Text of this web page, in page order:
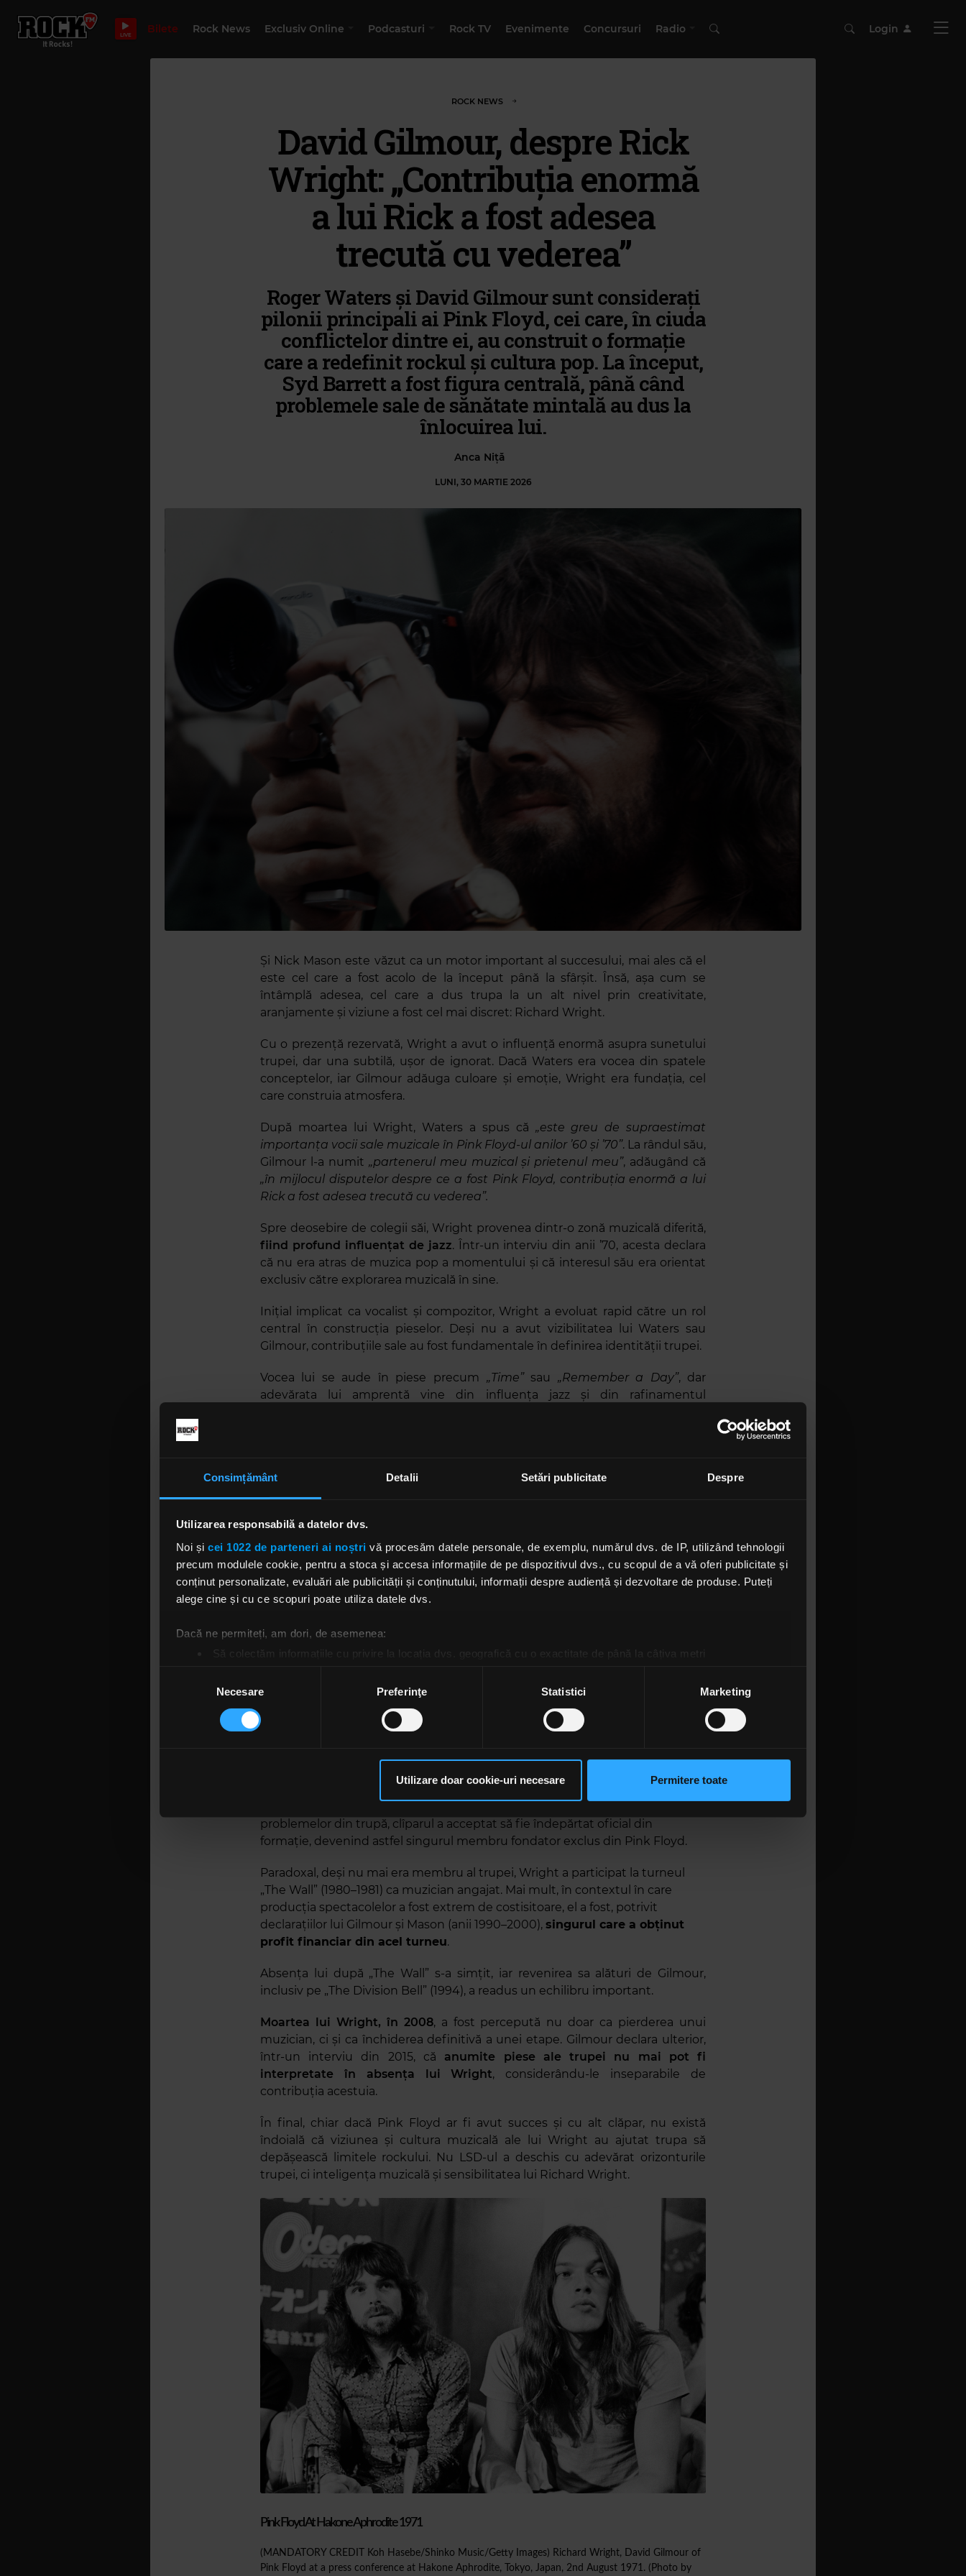
Consimțământ Detalii Setări publicitate Despre
Utilizarea responsabilă a datelor dvs.
Noi și cei 1022 de parteneri ai noștri vă procesăm datele personale, de exemplu, numărul dvs. de IP, utilizând tehnologii
precum modulele cookie, pentru a stoca și accesa informațiile de pe dispozitivul dvs., cu scopul de a vă oferi publicitate și
conținut personalizate, evaluări ale publicității și conținutului, informații despre audiență și dezvoltare de produse. Puteți
alege cine și cu ce scopuri poate utiliza datele dvs.
Dacă ne permiteți, am dori, de asemenea:
Să colectăm informațiile cu privire la locația dvs. geografică cu o exactitate de până la câțiva metri
Găsiți mai multe informații despre procesarea datelor dvs. personale și configurați-vă preferințele la
secțiunea cu detalii
Vă puteți modifica sau retrage oricând acordul din Declarația despre modulele cookie.
traficul. De asemenea, le oferim partenerilor de rețele sociale, de publicitate și de analize informații cu privire la modul în
care folosiți site-ul nostru. Aceștia le pot combina cu alte informații oferite de dvs. sau culese în urma folosirii serviciilor
consimțământului
Necesare Preferinţe Statistici Marketing
Utilizare doar cookie-uri necesare Permitere toate
LIVE Bilete Rock News Exclusiv Online Podcasturi Rock TV Evenimente Concursuri Radio Login
ROCK NEWS
David Gilmour, despre Rick
Wright: „Contribuția enormă
a lui Rick a fost adesea
trecută cu vederea”
Roger Waters și David Gilmour sunt considerați
pilonii principali ai Pink Floyd, cei care, în ciuda
conflictelor dintre ei, au construit o formație
care a redefinit rockul și cultura pop. La început,
Syd Barrett a fost figura centrală, până când
problemele sale de sănătate mintală au dus la
înlocuirea lui.
Anca Niță
LUNI, 30 MARTIE 2026
Și Nick Mason este văzut ca un motor important al succesului, mai ales că el
este cel care a fost acolo de la început până la sfârșit. Însă, așa cum se
întâmplă adesea, cel care a dus trupa la un alt nivel prin creativitate,
aranjamente și viziune a fost cel mai discret: Richard Wright.
Cu o prezență rezervată, Wright a avut o influență enormă asupra sunetului
trupei, dar una subtilă, ușor de ignorat. Dacă Waters era vocea din spatele
conceptelor, iar Gilmour adăuga culoare și emoție, Wright era fundația, cel
care construia atmosfera.
După moartea lui Wright, Waters a spus că „este greu de supraestimat
importanța vocii sale muzicale în Pink Floyd-ul anilor ’60 și ’70”. La rândul său,
Gilmour l-a numit „partenerul meu muzical și prietenul meu”, adăugând că
„în mijlocul disputelor despre ce a fost Pink Floyd, contribuția enormă a lui
Rick a fost adesea trecută cu vederea”.
Spre deosebire de colegii săi, Wright provenea dintr-o zonă muzicală diferită,
fiind profund influențat de jazz. Într-un interviu din anii ’70, acesta declara
că nu era atras de muzica pop a momentului și că interesul său era orientat
exclusiv către explorarea muzicală în sine.
Inițial implicat ca vocalist și compozitor, Wright a evoluat rapid către un rol
central în construcția pieselor. Deși nu a avut vizibilitatea lui Waters sau
Gilmour, contribuțiile sale au fost fundamentale în definirea identității trupei.
Vocea lui se aude în piese precum „Time”sau „Remember a Day”, dar
adevărata lui amprentă vine din influența jazz și din rafinamentul
Influența lui Wright se regăsește pe toate albumele trupei. Capacitatea lui de
a explora direcții muzicale noi și de a le transforma în realitate a fost crucială
Richard Wright a contribuit la majoritatea albumelor Pink Floyd, însă lipsește
un episod tensionat din istoria Floyd.
Waters, care preluase controlul creativ
aproape complet, a fost nemulțumit de implicarea lui Wright în procesul de
lucru. Potrivit mai multor relatări, inclusiv interviuri ulterioare ale lui
David
redus contribuția în studio.
problemelor din trupă, clîparul a acceptat să fie îndepărtat oficial din
formație, devenind astfel singurul membru fondator exclus din Pink Floyd.
Paradoxal, deși nu mai era membru al trupei, Wright a participat la turneul
„The Wall” (1980–1981) ca muzician angajat. Mai mult, în contextul în care
producția spectacolelor a fost extrem de costisitoare, el a fost, potrivit
declarațiilor lui Gilmour și Mason (anii 1990–2000), singurul care a obținut
profit financiar din acel turneu.
Absența lui după „The Wall” s-a simțit, iar revenirea sa alături de Gilmour,
inclusiv pe „The Division Bell” (1994), a readus un echilibru important.
Moartea lui Wright, în 2008, a fost percepută nu doar ca pierderea unui
muzician, ci și ca închiderea definitivă a unei etape. Gilmour declara ulterior,
într-un interviu din 2015, că anumite piese ale trupei nu mai pot fi
interpretate în absența lui Wright, considerându-le inseparabile de
contribuția acestuia.
În final, chiar dacă Pink Floyd ar fi avut succes și cu alt clăpar, nu există
îndoială că viziunea și cultura muzicală ale lui Wright au ajutat trupa să
depășească limitele rockului. Nu LSD-ul a deschis cu adevărat orizonturile
trupei, ci inteligența muzicală și sensibilitatea lui Richard Wright.
Pink Floyd At Hakone Aphrodite 1971
(MANDATORY CREDIT Koh Hasebe/Shinko Music/Getty Images) Richard Wright, David Gilmour of
Pink Floyd at a press conference at Hakone Aphrodite, Tokyo, Japan, 2nd August 1971. (Photo by